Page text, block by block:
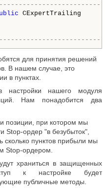
CExpertTrailing
для принятия решений
В нашем случае, это
в пунктах.
настройки нашего модуля
Нам понадобится два
позиции, при котором мы
Stop-ордер "в безубыток",
сколько пунктов прибыли мы
Stop-ордером.
храниться в защищенных
к настройке будет
публичные методы.